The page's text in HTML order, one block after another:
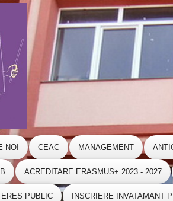
NOI CEAC MANAGEMENT
ACREDITARE ERASMUS+ 2023 - 2027
PUBLIC INSCRIERE INVATAMANT